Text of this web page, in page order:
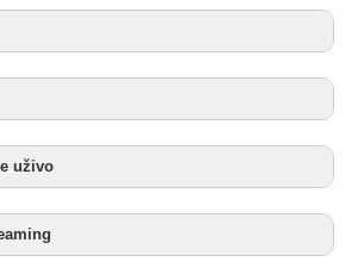
uživo